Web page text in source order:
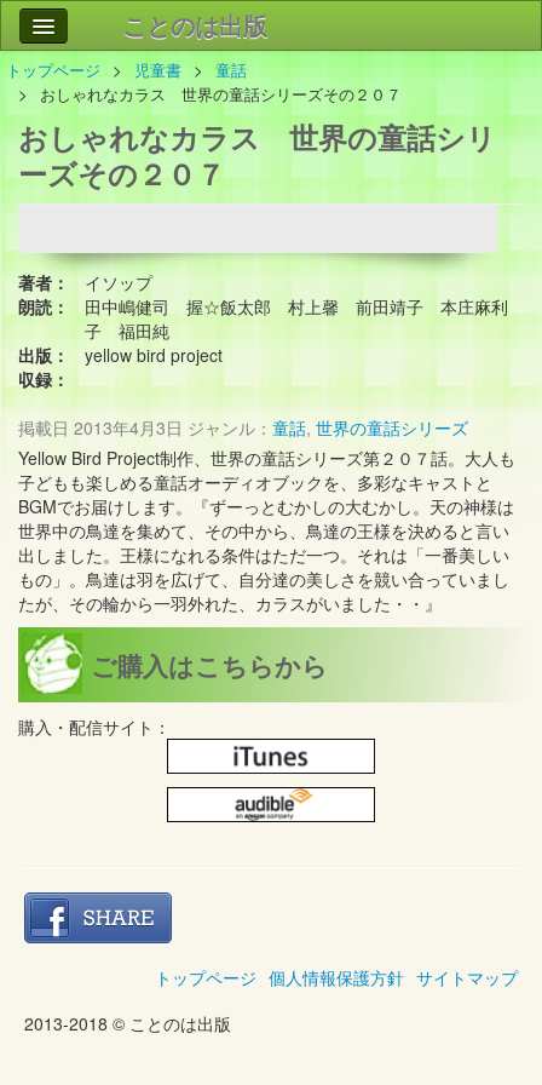
ことのは出版
作品
事業案内
会社情報
お問い合わせ
トップページ 児童書
童話
おしゃれなカラス 世界の童話シリーズその２０７
おしゃれなカラス 世界の童話シリ
ーズその２０７
著者：
イソップ
朗読：
田中嶋健司 握☆飯太郎 村上馨 前田靖子 本庄麻利
子 福田純
出版：
yellow bird project
収録：
掲載日 2013年4月3日 ジャンル： 童話, 世界の童話シリーズ
Yellow Bird Project制作、世界の童話シリーズ第２０７話。大人も
子どもも楽しめる童話オーディオブックを、多彩なキャストと
BGMでお届けします。『ずーっとむかしの大むかし。天の神様は
世界中の鳥達を集めて、その中から、鳥達の王様を決めると言い
出しました。王様になれる条件はただ一つ。それは「一番美しい
もの」。鳥達は羽を広げて、自分達の美しさを競い合っていまし
たが、その輪から一羽外れた、カラスがいました・・』
ご購入はこちらから
購入・配信サイト：
トップページ 個人情報保護方針 サイトマップ
2013-2018 © ことのは出版